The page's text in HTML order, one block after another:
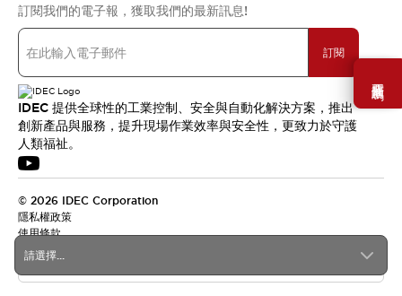
需要幫助嗎？
請選擇...
訂閱我們的電子報，獲取我們的最新訊息!
訂閱
IDEC 提供全球性的工業控制、安全與自動化解決方案，推出
創新產品與服務，提升現場作業效率與安全性，更致力於守護
人類福祉。
© 2026 IDEC Corporation
隱私權政策
使用條款
台灣